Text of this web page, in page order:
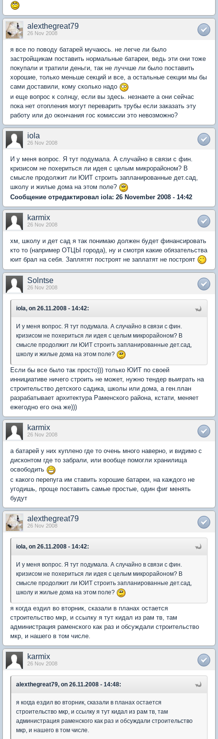
alexthegreat79
26 Nov 2008
я все по поводу батарей мучаюсь. не легче ли было
застройщикам поставить нормальные батареи, ведь эти они тоже
покупали и тратили деньги, так не луччше ли было поставить
хорошие, только меньше секций и все, а остальные секции мы бы
сами доставили, кому сколько надо
и еще вопрос к солнцу, если вы здесь. незнаете а они сейчас
пока нет отопления могут переварить трубы если заказать эту
работу или до окончания гос комиссии это невозможно?
iola
26 Nov 2008
И у меня вопрос. Я тут подумала. А случайно в связи с фин.
кризисом не похериться ли идея с целым микрорайоном? В
смысле продолжит ли ЮИТ строить запланированные дет.сад,
школу и жилые дома на этом поле?
Сообщение отредактировал iola: 26 November 2008 - 14:42
karmix
26 Nov 2008
хм, школу и дет сад я так понимаю должен будет финансировать
кто то (например ОТЦЫ города), ну и смотря какие обязательства
юит брал на себя. Заплятят построят не заплатят не построят
Solntse
26 Nov 2008
iola, on 26.11.2008 - 14:42:
И у меня вопрос. Я тут подумала. А случайно в связи с фин.
кризисом не похериться ли идея с целым микрорайоном? В
смысле продолжит ли ЮИТ строить запланированные дет.сад,
школу и жилые дома на этом поле?
Если бы все было так просто))) только ЮИТ по своей
иннициативе ничего строить не может, нужно тендер выиграть на
строительство детского садика, школы или дома, а ген.план
разрабатывает архитектура Раменского района, кстати, меняет
ежегодно его она же)))
karmix
26 Nov 2008
а батарей у них куплено где то очень много наверно, и видимо с
дисконтом где то забрали, или вообще помогли хранилища
освободить
с какого перепуга им ставить хорошие батареи, на каждого не
угодишь, проще поставить самые простые, один фиг менять
будут
alexthegreat79
26 Nov 2008
iola, on 26.11.2008 - 14:42:
И у меня вопрос. Я тут подумала. А случайно в связи с фин.
кризисом не похериться ли идея с целым микрорайоном? В
смысле продолжит ли ЮИТ строить запланированные дет.сад,
школу и жилые дома на этом поле?
я когда ездил во вторник, сказали в планах остается
строительство мкр, и ссылку я тут кидал из рам тв, там
администрация раменского как раз и обсуждали строительство
мкр, и нашего в том числе.
karmix
26 Nov 2008
alexthegreat79, on 26.11.2008 - 14:48:
я когда ездил во вторник, сказали в планах остается
строительство мкр, и ссылку я тут кидал из рам тв, там
администрация раменского как раз и обсуждали строительство
мкр, и нашего в том числе.